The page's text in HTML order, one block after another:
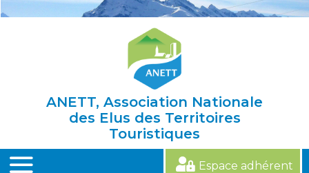
ANETT, Association Nationale
des Elus des Territoires
Touristiques
Espace adhérent